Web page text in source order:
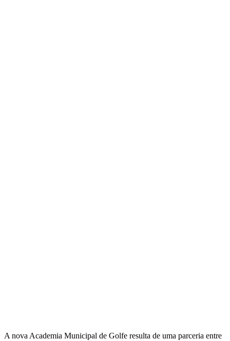
A nova Academia Municipal de Golfe resulta de uma parceria entre